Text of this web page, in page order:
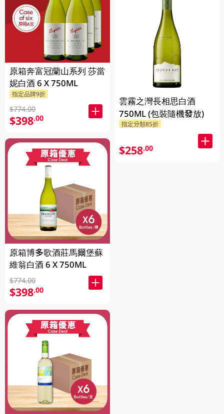
原箱奔富冠蘭山系列 莎當
妮白酒 6 X 750ML
指定品牌9折
$774.00
$398.00
原箱博多歌酒莊馬爾堡蘇
維翁白酒 6 X 750ML
$774.00
$398.00
雲霧之灣長相思白酒
750ML (包裝隨機發放)
指定分類85折
$258.00